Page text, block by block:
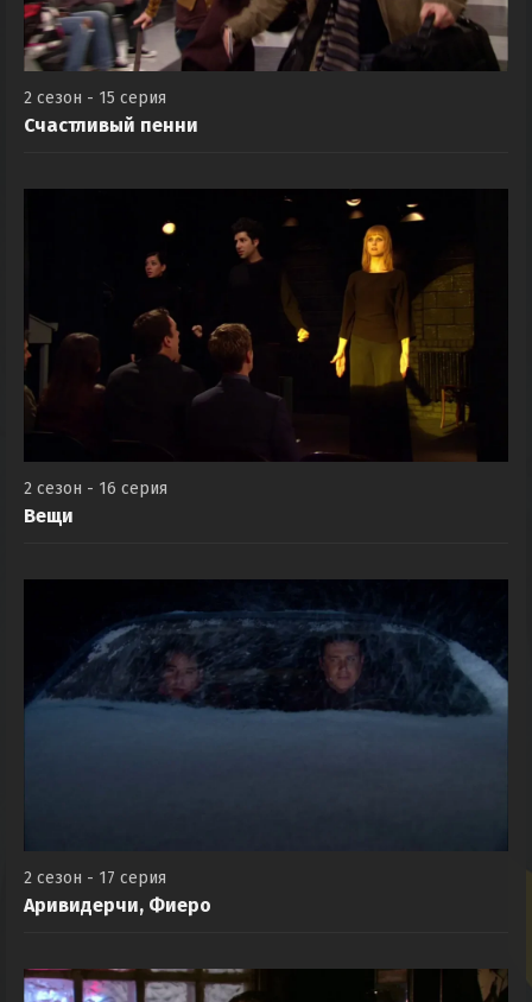
2 сезон - 15 серия
Счастливый пенни
2 сезон - 16 серия
Вещи
2 сезон - 17 серия
Аривидерчи, Фиеро